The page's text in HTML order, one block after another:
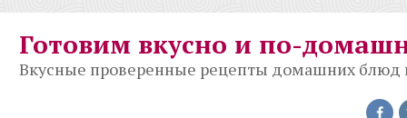
контенту
Готовим вкусно и по-
Вкусные проверенные рецепты домашних блюд